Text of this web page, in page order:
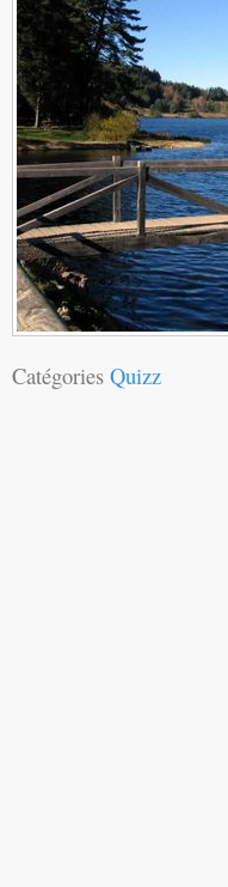
Catégories Quizz